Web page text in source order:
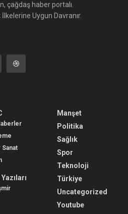
çağdaş haber portalı.
Uygun Davranır.
Sanat
Manşet
Politika
Sağlık
Spor
Teknoloji
Türkiye
Uncategorized
Youtube